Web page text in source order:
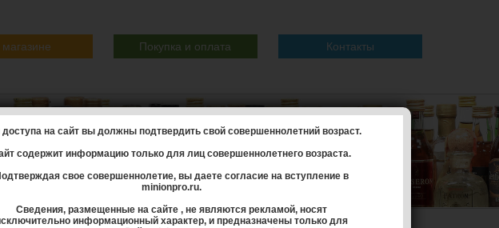
Покупка и оплата Контакты
на сайт вы должны подтвердить свой совершеннолетний возраст.
содержит информацию только для лиц совершеннолетнего возраста.
свое совершеннолетие, вы даете согласие на вступление в
minionpro.ru.
Сведения, размещенные на сайте , не являются рекламой, носят
информационный характер, и предназначены только для
(Абсолют)- Миньон Absolut водка Абсолют шкалик мини бутылка